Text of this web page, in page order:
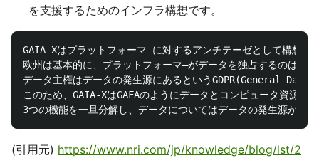
を支援するためのインフラ構想です。
GAIA-Xはプラットフォーマ―に対するアンチテーゼとして構想さ
欧州は基本的に、プラットフォーマ―がデータを独占するのは独
データ主権はデータの発生源にあるというGDPR(General
このため、GAIA-XはGAFAのようにデータとコンピュータ資源、
(引用元) https://www.nri.com/jp/knowledge/blog/lst/2